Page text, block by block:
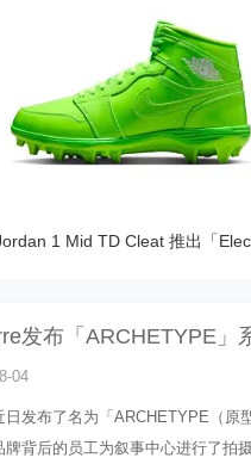
发布「ARCHETYPE」‌
04
日发布了名为「ARCHETYPE（
背后的员工为叙事中心进行了拍